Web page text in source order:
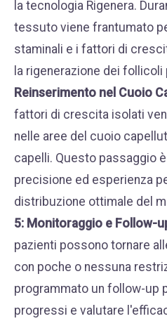
la tecnologia Rigenera.
tessuto viene frantumato
staminali e i fattori di
la rigenerazione dei follicoli
Reinserimento nel Cuoio
fattori di crescita isolati
nelle aree del cuoio
capelli. Questo passaggio
precisione ed esperienza
distribuzione ottimale del
5: Monitoraggio e Follow-
pazienti possono tornare
con poche o nessuna
programmato un follow-up
progressi e valutare